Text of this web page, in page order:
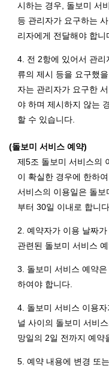
시하는 경우, 돌보미 서
등 관리자가 요구하는
리자에게 전달해야 합니
4. 전 2항에 있어서 관리
류의 제시 등을 요구했
자는 관리자가 요구한
야 하며 제시하지 않는
할 수 있습니다.
(돌보미 서비스 예약)
제5조 돌보미 서비스의
이 확실한 경우에 한하
서비스의 이용일은 돌
부터 30일 이내로 합니다.
2. 예약자가 이용 날짜
관련된 돌보미 서비스
3. 돌보미 서비스 예약
하여야 합니다.
4. 돌보미 서비스 이용
널 사이의 돌보미 서비
망일의 2일 전까지 예약
5. 예약 내용에 변경 또